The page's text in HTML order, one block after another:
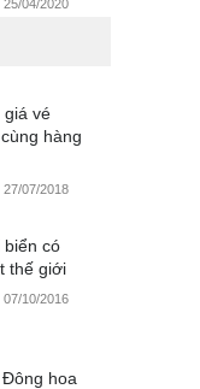
25/04/2020
24/04/2020
quê
giá vé
hàng
27/07/2018
biển có
thế giới
07/10/2016
hoa